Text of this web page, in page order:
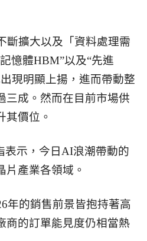
斷擴大以及「資料處理需
憶體HBM”以及“先進
現明顯上揚，進而帶動整
三成。然而在目前市場供
其價位。
表示，今日AI浪潮帶動的
片產業各領域。
年的銷售前景皆抱持著高
商的訂單能見度仍相當熱